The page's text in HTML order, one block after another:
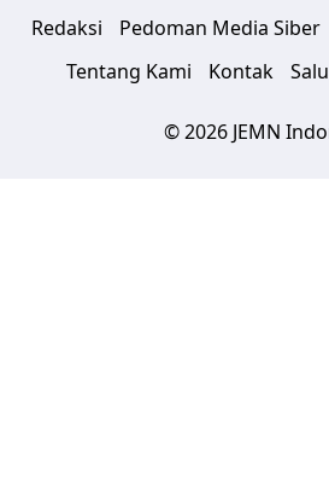
Redaksi Pedoman Media Siber
Tentang Kami
Kontak
© 2026 JEMN